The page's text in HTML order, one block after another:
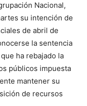
Nacional,
su intención de
de abril de
la sentencia
ha rebajado la
públicos impuesta
mantener su
de recursos